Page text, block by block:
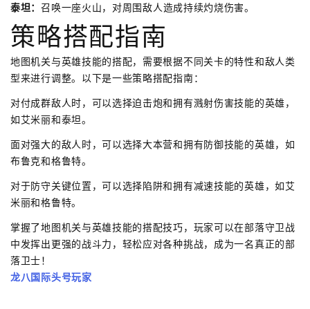
泰坦：召唤一座火山，对周围敌人造成持续灼烧伤害。
策略搭配指南
地图机关与英雄技能的搭配，需要根据不同关卡的特性和敌人类
型来进行调整。以下是一些策略搭配指南：
对付成群敌人时，可以选择迫击炮和拥有溅射伤害技能的英雄，
如艾米丽和泰坦。
面对强大的敌人时，可以选择大本营和拥有防御技能的英雄，如
布鲁克和格鲁特。
对于防守关键位置，可以选择陷阱和拥有减速技能的英雄，如艾
米丽和格鲁特。
掌握了地图机关与英雄技能的搭配技巧，玩家可以在部落守卫战
中发挥出更强的战斗力，轻松应对各种挑战，成为一名真正的部
落卫士！
龙八国际头号玩家